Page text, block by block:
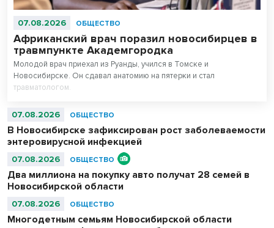
07.08.2026 ОБЩЕСТВО
Африканский врач поразил новосибирцев в
травмпункте Академгородка
Молодой врач приехал из Руанды, учился в Томске и
Новосибирске. Он сдавал анатомию на пятерки и стал
травматологом.
07.08.2026 ОБЩЕСТВО
В Новосибирске зафиксирован рост заболеваемости
энтеровирусной инфекцией
07.08.2026 ОБЩЕСТВО
Два миллиона на покупку авто получат 28 семей в
Новосибирской области
07.08.2026 ОБЩЕСТВО
Многодетным семьям Новосибирской области